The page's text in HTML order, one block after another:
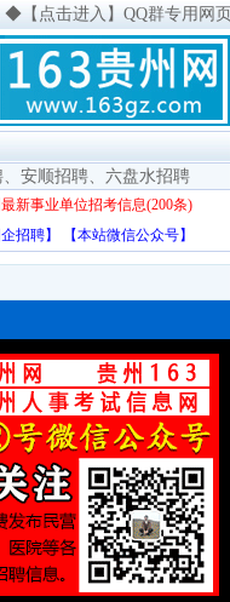
◆ 【点击进入】QQ群专用网页
、 安顺招聘、 六盘水招聘
新事业单位招考信息(200条)
企招聘】 【本站微信公众号】